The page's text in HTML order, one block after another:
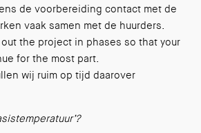
de voorbereiding contact met de
vaak samen met de huurders.
out the project in phases so that your
for the most part.
wij ruim op tijd daarover